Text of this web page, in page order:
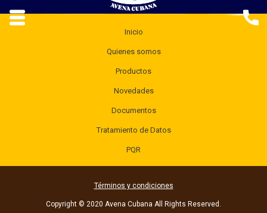
Inicio
Quienes somos
Productos
Novedades
Documentos
Tratamiento de Datos
PQR
Términos y condiciones
Copyright © 2020 Avena Cubana All Rights Reserved.